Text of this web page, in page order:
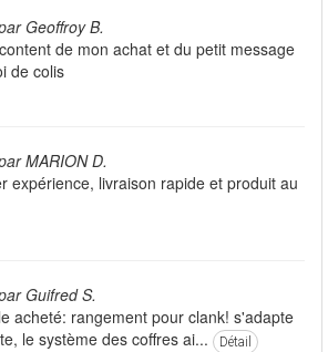
Geoffroy B.
de mon achat et du petit message
de colis
MARION D.
expérience, livraison rapide et produit au
Guifred S.
acheté: rangement pour clank! s'adapte
le système des coffres ai...
Détail